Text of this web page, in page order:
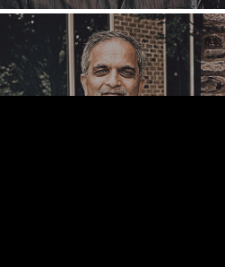
BEPALINGS/
© 2026 BENCHMARK
DEUR BENCHMARK,